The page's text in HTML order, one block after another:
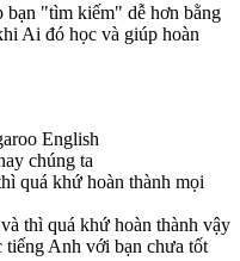
"tìm kiếm" dễ hơn bằng
Ai đó học và giúp hoàn
English
chúng ta
quá khứ hoàn thành mọi
thì quá khứ hoàn thành vậy
tiếng Anh với bạn chưa tốt